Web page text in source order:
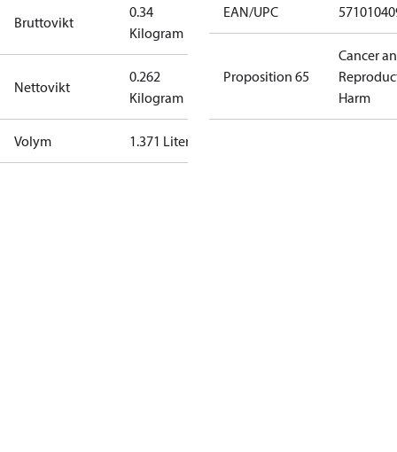
Bruttovikt
0.34
Kilogram
Nettovikt
0.262
Kilogram
Volym 1.371 Liter
EAN/UPC
Proposition 65
Cancer
Harm